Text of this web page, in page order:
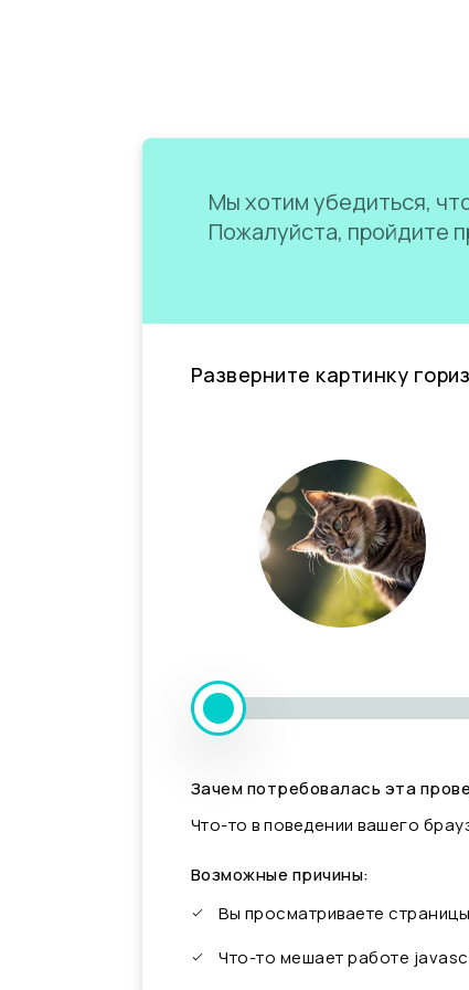
Мы хотим убедиться,
Пожалуйста, пройдите
Разверните картинку
Зачем потребовалась эта
Что-то в поведении вашего
Возможные причины:
Вы просматриваете
Что-то мешает работе